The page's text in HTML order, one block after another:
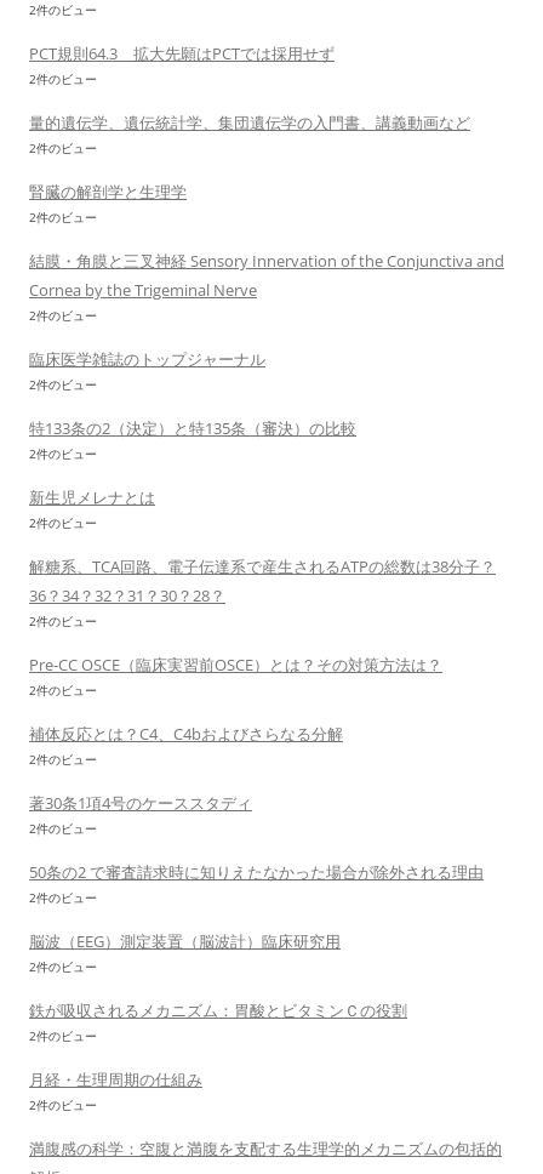
2件のビュー
PCT規則64.3 拡大先願はPCTでは採用せず
2件のビュー
量的遺伝学、遺伝統計学、集団遺伝学の入門書、講義動画など
2件のビュー
腎臓の解剖学と生理学
2件のビュー
結膜・角膜と三叉神経 Sensory Innervation of the Conjunctiva and
Cornea by the Trigeminal Nerve
2件のビュー
臨床医学雑誌のトップジャーナル
2件のビュー
特133条の2（決定）と特135条（審決）の比較
2件のビュー
新生児メレナとは
2件のビュー
解糖系、TCA回路、電子伝達系で産生されるATPの総数は38分子？
36？34？32？31？30？28？
2件のビュー
Pre-CC OSCE（臨床実習前OSCE）とは？その対策方法は？
2件のビュー
補体反応とは？C4、C4bおよびさらなる分解
2件のビュー
著30条1項4号のケーススタディ
2件のビュー
50条の2 で審査請求時に知りえたなかった場合が除外される理由
2件のビュー
脳波（EEG）測定装置（脳波計）臨床研究用
2件のビュー
鉄が吸収されるメカニズム：胃酸とビタミンＣの役割
2件のビュー
月経・生理周期の仕組み
2件のビュー
満腹感の科学：空腹と満腹を支配する生理学的メカニズムの包括的